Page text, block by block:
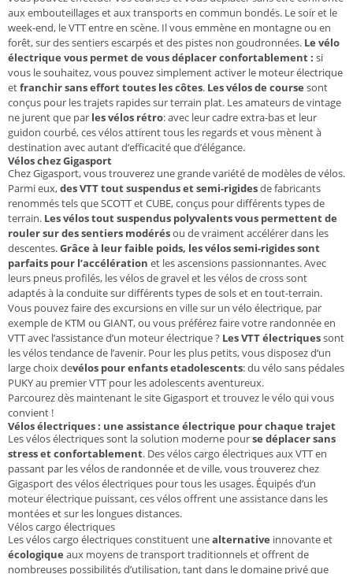
aux embouteillages et aux transports en commun bondés. Le soir et le
week-end, le VTT entre en scène. Il vous emmène en montagne ou en
forêt, sur des sentiers escarpés et des pistes non goudronnées. Le vélo
électrique vous permet de vous déplacer confortablement : si
vous le souhaitez, vous pouvez simplement activer le moteur électrique
etfranchir sans effort toutes les côtes. Les vélos de course sont
conçus pour les trajets rapides sur terrain plat. Les amateurs de vintage
ne jurent que par les vélos rétro: avec leur cadre extra-bas et leur
guidon courbé, ces vélos attirent tous les regards et vous mènent à
destination avec autant d’efficacité que d’élégance.
Vélos chez Gigasport
Chez Gigasport, vous trouverez une grande variété de modèles de vélos.
Parmi eux,des VTT tout suspendus et semi-rigidesde fabricants
renommés tels que SCOTT et CUBE, conçus pour différents types de
terrain. Les vélos tout suspendus polyvalents vous permettent de
rouler sur des sentiers modérésou de vraiment accélérer dans les
descentes.Grâce à leur faible poids, les vélos semi-rigides sont
parfaits pour l’accélération et les ascensions passionnantes. Avec
leurs pneus profilés, les vélos de gravel et les vélos de cross sont
adaptés à la conduite sur différents types de sols et en tout-terrain.
Vous pouvez faire des excursions en ville sur un vélo électrique, par
exemple de KTM ou GIANT, ou vous préférez faire votre randonnée en
VTT avec l’assistance d’un moteur électrique ? Les VTT électriquessont
les vélos tendance de l’avenir. Pour les plus petits, vous disposez d’un
large choix devélos pour enfants etadolescents: du vélo sans pédales
PUKY au premier VTT pour les adolescents aventureux.
Parcourez dès maintenant le site Gigasport et trouvez le vélo qui vous
convient !
Vélos électriques : une assistance électrique pour chaque trajet
Les vélos électriques sont la solution moderne pourse déplacer sans
stress et confortablement. Des vélos cargo électriques aux VTT en
passant par les vélos de randonnée et de ville, vous trouverez chez
Gigasport des vélos électriques pour tous les usages. Équipés d’un
moteur électrique puissant, ces vélos offrent une assistance dans les
montées et sur les longues distances.
Vélos cargo électriques
Les vélos cargo électriques constituent unealternative innovante et
écologique aux moyens de transport traditionnels et offrent de
nombreuses possibilités d’utilisation, tant dans le domaine privé que